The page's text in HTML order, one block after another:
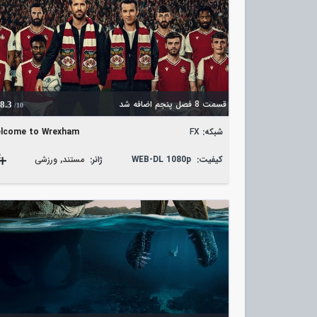
قسمت 8 فصل پنجم اضافه شد 8.3 /10
to Wrexham شبکه: FX
کیفیت: WEB-DL 1080p ژانر: مستند, ورزشی